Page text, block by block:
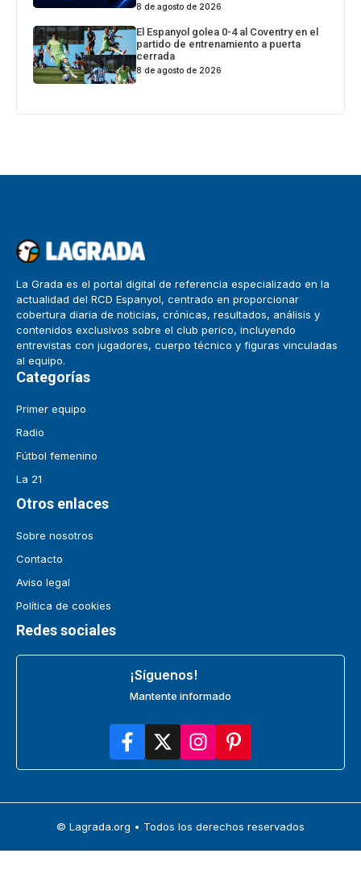
8 de agosto de 2026
El Espanyol golea 0-4 al Coventry en el
partido de entrenamiento a puerta
cerrada
8 de agosto de 2026
La Grada es el portal digital de referencia especializado en la
actualidad del RCD Espanyol, centrado en proporcionar
cobertura diaria de noticias, crónicas, resultados, análisis y
contenidos exclusivos sobre el club perico, incluyendo
entrevistas con jugadores, cuerpo técnico y figuras vinculadas
al equipo.
Categorías
Primer equipo
Radio
Fútbol femenino
La 21
Otros enlaces
Sobre nosotros
Contacto
Aviso legal
Política de cookies
Redes sociales
¡Síguenos!
Mantente informado
© Lagrada.org • Todos los derechos reservados